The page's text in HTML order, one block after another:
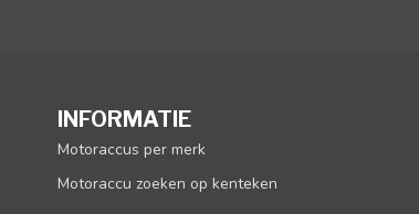
INFORMATIE
Motoraccus per merk
Motoraccu zoeken op kenteken